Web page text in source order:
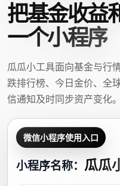
把基金收益
一个小程序
瓜瓜小工具面向基金与行
跌排行榜、今日金价、全
信通知及时同步资产变化。
微信小程序使用入口
小程序名称： 瓜瓜